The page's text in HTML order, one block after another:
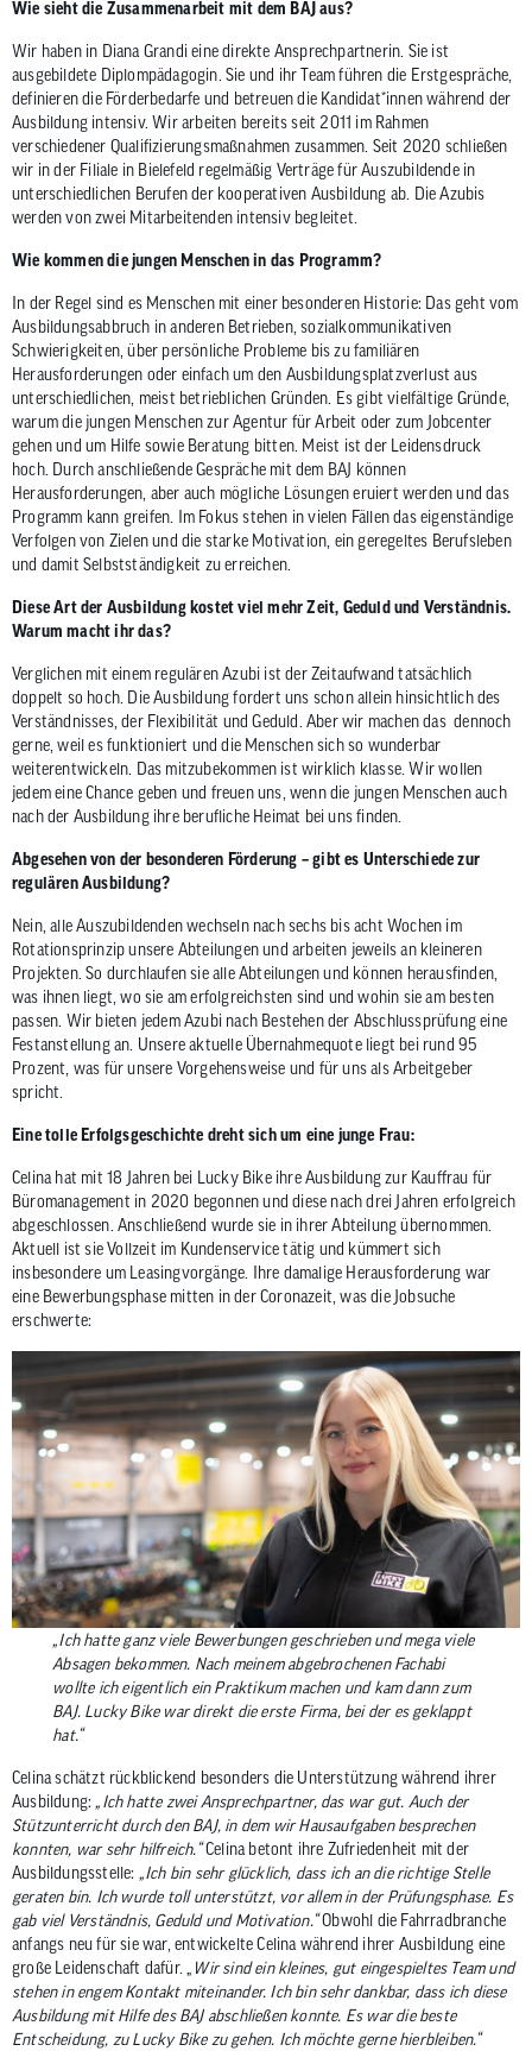
Wie sieht die Zusammenarbeit mit dem BAJ aus?
Wir haben in Diana Grandi eine direkte Ansprechpartnerin. Sie ist
ausgebildete Diplompädagogin. Sie und ihr Team führen die Erstgespräche,
definieren die Förderbedarfe und betreuen die Kandidat*innen während der
Ausbildung intensiv. Wir arbeiten bereits seit 2011 im Rahmen
verschiedener Qualifizierungsmaßnahmen zusammen. Seit 2020 schließen
wir in der Filiale in Bielefeld regelmäßig Verträge für Auszubildende in
unterschiedlichen Berufen der kooperativen Ausbildung ab. Die Azubis
werden von zwei Mitarbeitenden intensiv begleitet.
Wie kommen die jungen Menschen in das Programm?
In der Regel sind es Menschen mit einer besonderen Historie: Das geht vom
Ausbildungsabbruch in anderen Betrieben, sozialkommunikativen
Schwierigkeiten, über persönliche Probleme bis zu familiären
Herausforderungen oder einfach um den Ausbildungsplatzverlust aus
unterschiedlichen, meist betrieblichen Gründen. Es gibt vielfältige Gründe,
warum die jungen Menschen zur Agentur für Arbeit oder zum Jobcenter
gehen und um Hilfe sowie Beratung bitten. Meist ist der Leidensdruck
hoch. Durch anschließende Gespräche mit dem BAJ können
Herausforderungen, aber auch mögliche Lösungen eruiert werden und das
Programm kann greifen. Im Fokus stehen in vielen Fällen das eigenständige
Verfolgen von Zielen und die starke Motivation, ein geregeltes Berufsleben
und damit Selbstständigkeit zu erreichen.
Diese Art der Ausbildung kostet viel mehr Zeit, Geduld und Verständnis.
Warum macht ihr das?
Verglichen mit einem regulären Azubi ist der Zeitaufwand tatsächlich
doppelt so hoch. Die Ausbildung fordert uns schon allein hinsichtlich des
Verständnisses, der Flexibilität und Geduld. Aber wir machen das dennoch
gerne, weil es funktioniert und die Menschen sich so wunderbar
weiterentwickeln. Das mitzubekommen ist wirklich klasse. Wir wollen
jedem eine Chance geben und freuen uns, wenn die jungen Menschen auch
nach der Ausbildung ihre berufliche Heimat bei uns finden.
Abgesehen von der besonderen Förderung – gibt es Unterschiede zur
regulären Ausbildung?
Nein, alle Auszubildenden wechseln nach sechs bis acht Wochen im
Rotationsprinzip unsere Abteilungen und arbeiten jeweils an kleineren
Projekten. So durchlaufen sie alle Abteilungen und können herausfinden,
was ihnen liegt, wo sie am erfolgreichsten sind und wohin sie am besten
passen. Wir bieten jedem Azubi nach Bestehen der Abschlussprüfung eine
Festanstellung an. Unsere aktuelle Übernahmequote liegt bei rund 95
Prozent, was für unsere Vorgehensweise und für uns als Arbeitgeber
spricht.
Eine tolle Erfolgsgeschichte dreht sich um eine junge Frau:
Celina hat mit 18 Jahren bei Lucky Bike ihre Ausbildung zur Kauffrau für
Büromanagement in 2020 begonnen und diese nach drei Jahren erfolgreich
abgeschlossen. Anschließend wurde sie in ihrer Abteilung übernommen.
Aktuell ist sie Vollzeit im Kundenservice tätig und kümmert sich
insbesondere um Leasingvorgänge. Ihre damalige Herausforderung war
eine Bewerbungsphase mitten in der Coronazeit, was die Jobsuche
erschwerte:
„Ich hatte ganz viele Bewerbungen geschrieben und mega viele
Absagen bekommen. Nach meinem abgebrochenen Fachabi
wollte ich eigentlich ein Praktikum machen und kam dann zum
BAJ. Lucky Bike war direkt die erste Firma, bei der es geklappt
hat.“
Celina schätzt rückblickend besonders die Unterstützung während ihrer
Ausbildung:„Ich hatte zwei Ansprechpartner, das war gut. Auch der
Stützunterricht durch den BAJ, in dem wir Hausaufgaben besprechen
konnten, war sehr hilfreich.“Celina betont ihre Zufriedenheit mit der
Ausbildungsstelle: „Ich bin sehr glücklich, dass ich an die richtige Stelle
geraten bin. Ich wurde toll unterstützt, vor allem in der Prüfungsphase. Es
gab viel Verständnis, Geduld und Motivation.“Obwohl die Fahrradbranche
anfangs neu für sie war, entwickelte Celina während ihrer Ausbildung eine
große Leidenschaft dafür. „ Wir sind ein kleines, gut eingespieltes Team und
stehen in engem Kontakt miteinander. Ich bin sehr dankbar, dass ich diese
Ausbildung mit Hilfe des BAJ abschließen konnte. Es war die beste
Entscheidung, zu Lucky Bike zu gehen. Ich möchte gerne hierbleiben.“